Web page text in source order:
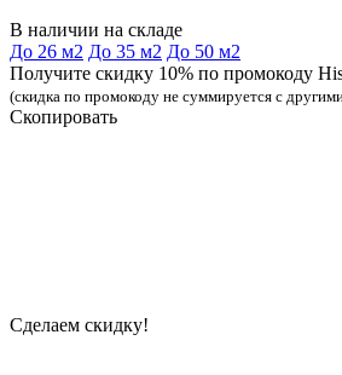
В наличии на складе
До 26 м2 До 35 м2 До 50 м2
Получите скидку 10% по промокоду
(скидка по промокоду не суммируется с
Скопировать
Сделаем скидку!